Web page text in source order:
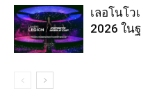
เลอโนโว
2026 ใน